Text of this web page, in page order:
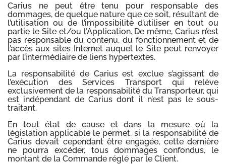
Carius ne peut être tenu pour responsable des
dommages, de quelque nature que ce soit, résultant de
l’utilisation ou de l’impossibilité d’utiliser en tout ou
partie le Site et/ou l’Application. De même, Carius n’est
pas responsable du contenu, du fonctionnement et de
l’accès aux sites Internet auquel le Site peut renvoyer
par l’intermédiaire de liens hypertextes.
La responsabilité de Carius est exclue s’agissant de
l’exécution des Services Transport qui relève
exclusivement de la responsabilité du Transporteur, qui
est indépendant de Carius dont il n’est pas le sous-
traitant.
En tout état de cause et dans la mesure où la
législation applicable le permet, si la responsabilité de
Carius devait cependant être engagée, cette dernière
ne pourra excéder, tous dommages confondus, le
montant de la Commande réglé par le Client.